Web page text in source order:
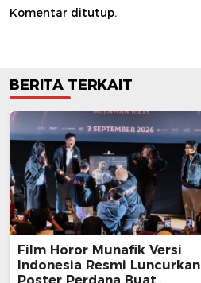
Komentar ditutup.
BERITA TERKAIT
Film Horor Munafik Versi
Indonesia Resmi Luncurkan